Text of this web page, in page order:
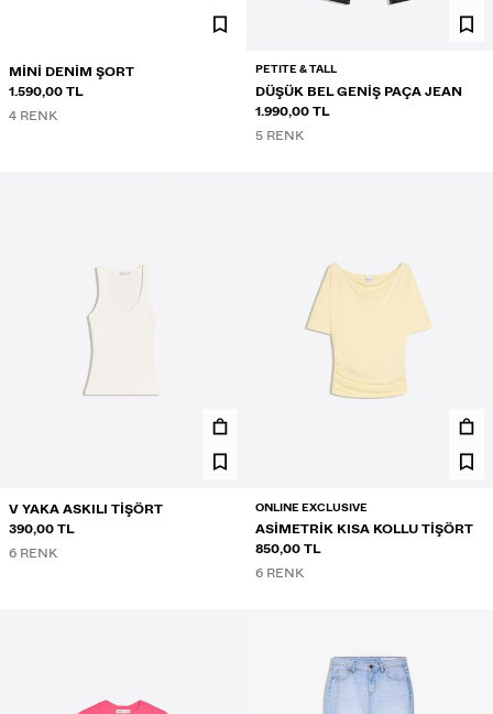
MINI DENIM ŞORT
1.590,00 TL
4 RENK
PETITE & TALL
DÜŞÜK BEL GENIŞ PAÇA JEAN
1.990,00 TL
5 RENK
V YAKA ASKILI TIŞÖRT
390,00 TL
6 RENK
ONLINE EXCLUSIVE
ASIMETRIK KISA KOLLU TIŞÖRT
850,00 TL
6 RENK